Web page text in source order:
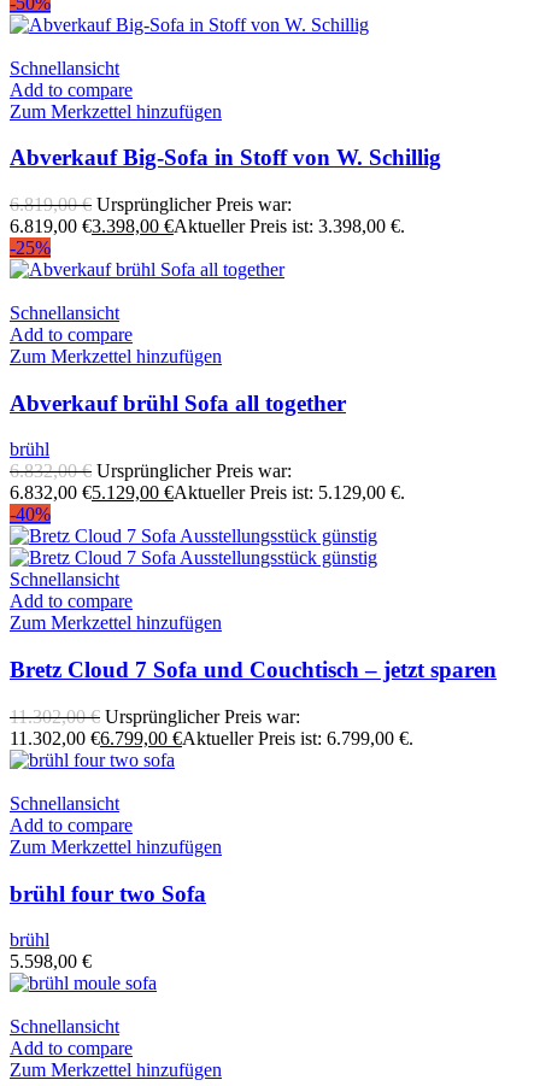
Schnellansicht
Add to compare
Zum Merkzettel hinzufügen
Abverkauf Big-Sofa in Stoff von W. Schillig
6.819,00€ Ursprünglicher Preis war:
6.819,00 €3.398,00 €Aktueller Preis ist: 3.398,00 €.
-25%
Schnellansicht
Add to compare
Zum Merkzettel hinzufügen
Abverkauf brühl Sofa all together
brühl
6.832,00€ Ursprünglicher Preis war:
6.832,00 €5.129,00 €Aktueller Preis ist: 5.129,00 €.
-40%
Schnellansicht
Add to compare
Zum Merkzettel hinzufügen
Bretz Cloud 7 Sofa und Couchtisch – jetzt sparen
11.302,00€ Ursprünglicher Preis war:
11.302,00 €6.799,00 €Aktueller Preis ist: 6.799,00 €.
Schnellansicht
Add to compare
Zum Merkzettel hinzufügen
brühl four two Sofa
brühl
5.598,00 €
Schnellansicht
Add to compare
Zum Merkzettel hinzufügen